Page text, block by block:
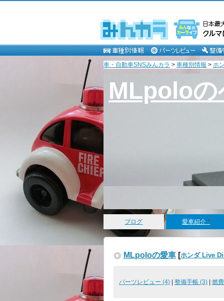
車・自動車SNSみんカラ > 車種別情報 > ホ
MLpoloの
ブログ 愛車紹介 *
MLpoloの愛車 [ホンダ Live
パーツレビュー (4) 整備手帳 (3) 燃